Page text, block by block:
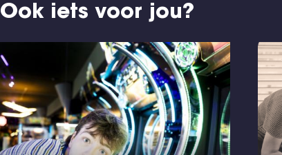
Ook iets voor jou?